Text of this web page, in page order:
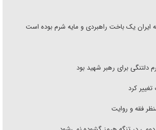
ایران یک باخت راهبردی و مایه شرم بوده است
برای رهبر شهید بود
تغییر کرد
فقه و روایت